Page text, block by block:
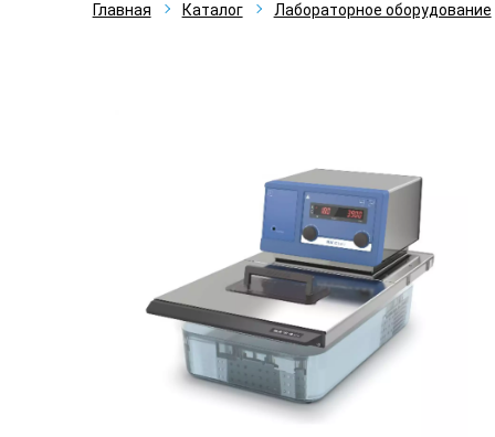
Главная Каталог Лабораторное оборудование